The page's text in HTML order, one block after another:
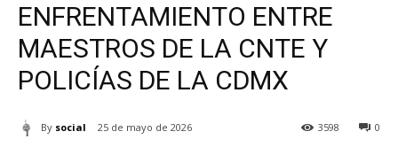
ENFRENTAMIENTO ENTRE
MAESTROS DE LA CNTE Y
POLICÍAS DE LA CDMX
By social 25 de mayo de 2026 0
3598